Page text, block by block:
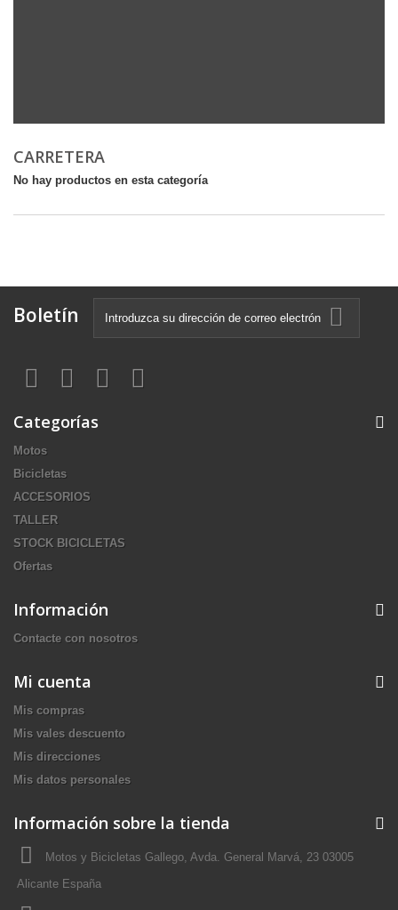
CARRETERA
No hay productos en esta categoría
Boletín
Categorías
Motos
Bicicletas
ACCESORIOS
TALLER
STOCK BICICLETAS
Ofertas
Información
Contacte con nosotros
Mi cuenta
Mis compras
Mis vales descuento
Mis direcciones
Mis datos personales
Información sobre la tienda
Motos y Bicicletas Gallego, Avda. General Marvá, 23 03005
Alicante España